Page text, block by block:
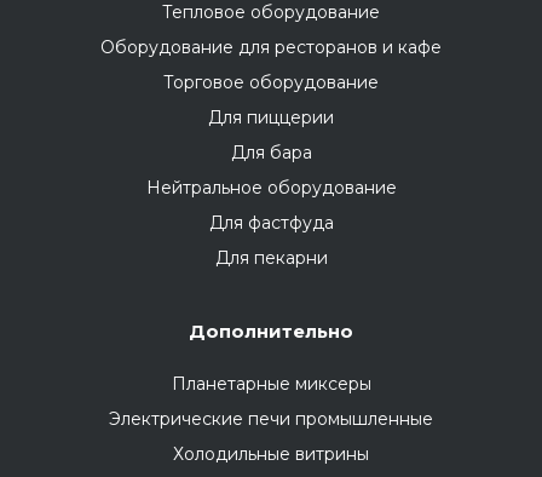
Тепловое оборудование
Оборудование для ресторанов и кафе
Торговое оборудование
Для пиццерии
Для бара
Нейтральное оборудование
Для фастфуда
Для пекарни
Дополнительно
Планетарные миксеры
Электрические печи промышленные
Холодильные витрины